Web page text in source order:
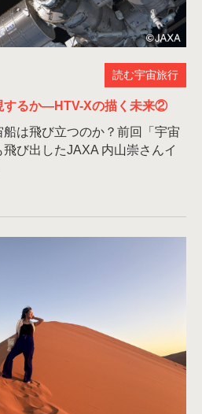
読む宇宙旅行
するか—HTV-Xの描く未来②
は飛び立つのか？前回「宇宙
び出したJAXA 内山崇さんイ